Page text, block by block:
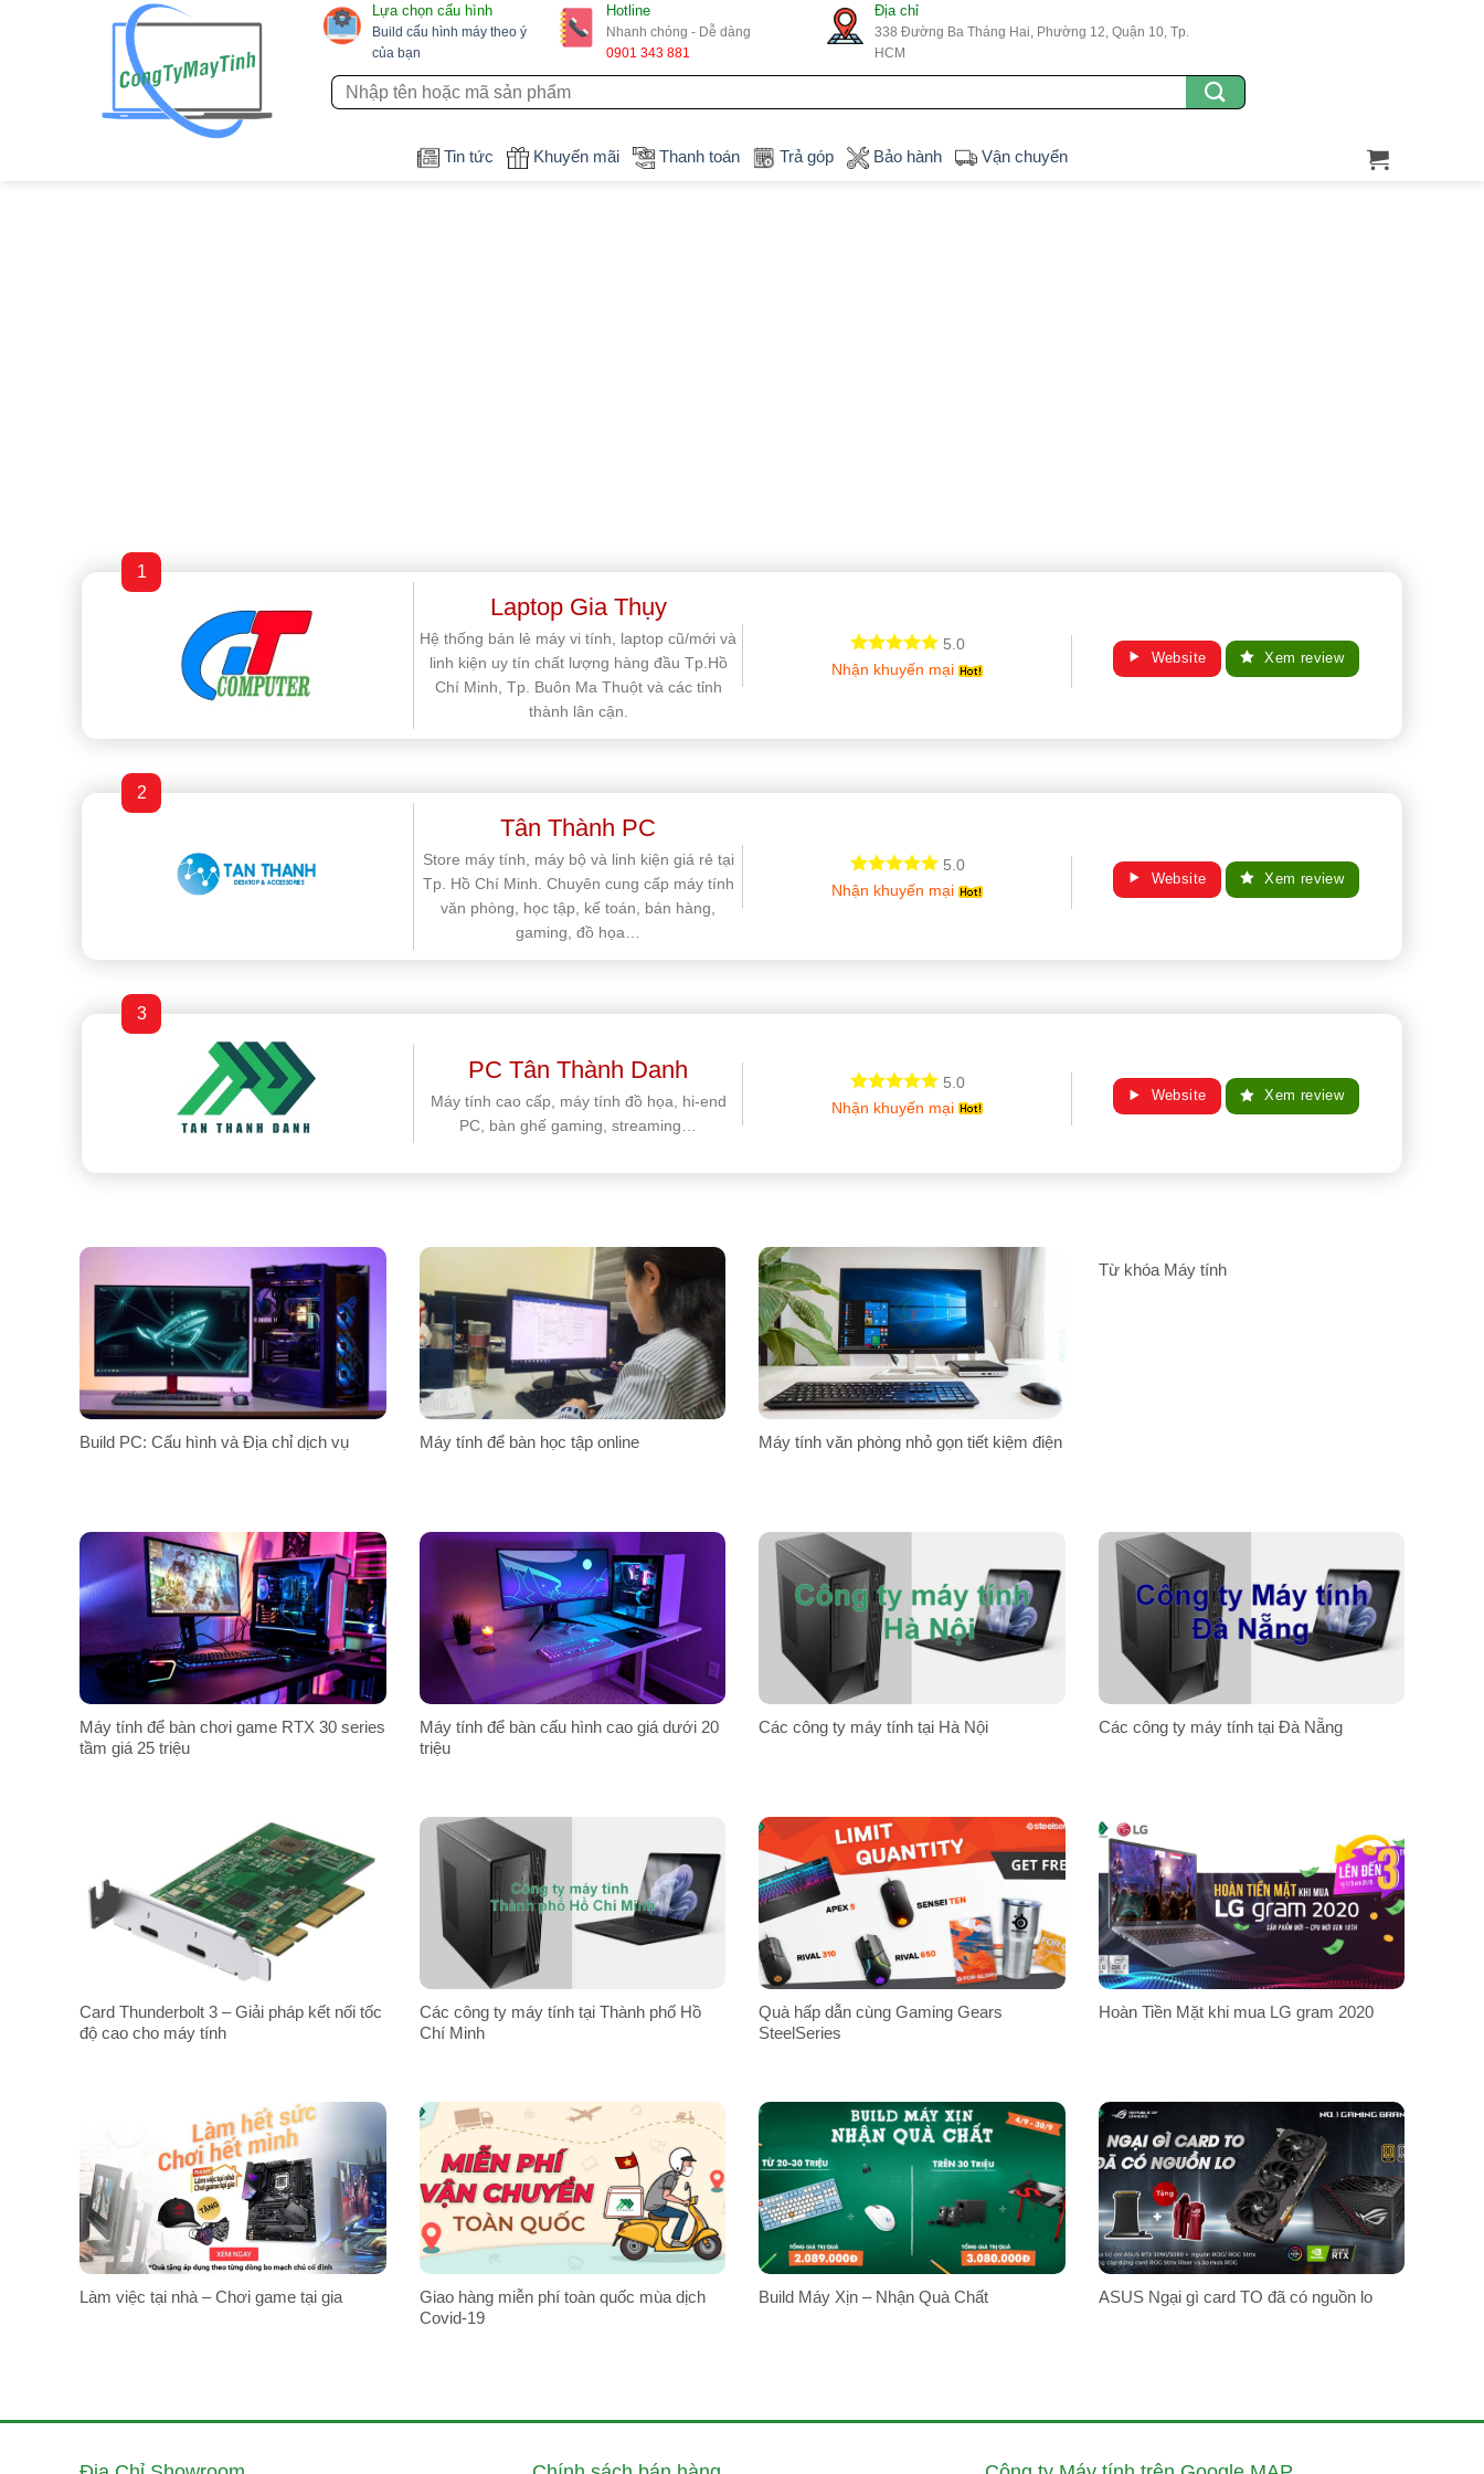
Lựa chọn cấu hình
Build cấu hình máy theo ý
của bạn
Hotline
Nhanh chóng - Dễ dàng
0901 343 881
Địa chỉ
338 Đường Ba Tháng Hai, Phường 12, Quận 10, Tp.
HCM
Tìm
kiếm:
Tin tức Khuyến mãi Thanh toán Trả góp Bảo hành Vận chuyển
1
Laptop Gia Thụy
Hệ thống bán lẻ máy vi tính, laptop cũ/mới và
linh kiện uy tín chất lượng hàng đầu Tp.Hồ
Chí Minh, Tp. Buôn Ma Thuột và các tỉnh
thành lân cận.
5.0
Nhận khuyến mại
Website Xem review
2
Tân Thành PC
Store máy tính, máy bộ và linh kiện giá rẻ tại
Tp. Hồ Chí Minh. Chuyên cung cấp máy tính
văn phòng, học tập, kế toán, bán hàng,
gaming, đồ họa…
5.0
Nhận khuyến mại
Website Xem review
3
PC Tân Thành Danh
Máy tính cao cấp, máy tính đồ họa, hi-end
PC, bàn ghế gaming, streaming…
5.0
Nhận khuyến mại
Website Xem review
Build PC: Cấu hình và Địa chỉ dịch vụ Máy tính để bàn học tập online Máy tính văn phòng nhỏ gọn tiết kiệm điện
Từ khóa Máy tính
Máy tính để bàn chơi game RTX 30 series
tầm giá 25 triệu
Máy tính để bàn cấu hình cao giá dưới 20
triệu
Các công ty máy tính tại Hà Nội Các công ty máy tính tại Đà Nẵng
Card Thunderbolt 3 – Giải pháp kết nối tốc
độ cao cho máy tính
Các công ty máy tính tại Thành phố Hồ
Chí Minh
Quà hấp dẫn cùng Gaming Gears
SteelSeries
Hoàn Tiền Mặt khi mua LG gram 2020
Làm việc tại nhà – Chơi game tại gia
Giao hàng miễn phí toàn quốc mùa dịch
Covid-19
Build Máy Xịn – Nhận Quà Chất ASUS Ngại gì card TO đã có nguồn lo